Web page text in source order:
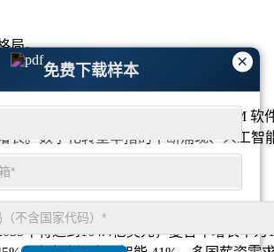
×
免费下载样本
局。
下，美国会计、BMS、薪资和 HCM 软
。数字化转型举措的不断涌现、人工
年将达到164.4亿美元，复合年增长率为